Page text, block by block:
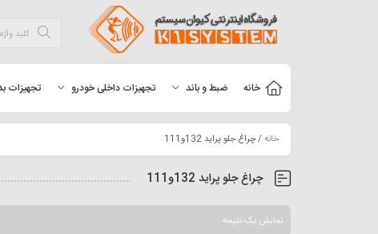
خانه ضبط و باند تجهیزات داخلی خودرو تجهیزات
خانه/ چراغ جلو پراید 132و111
چراغ جلو پراید 132و111
نمایش یک نتیجه